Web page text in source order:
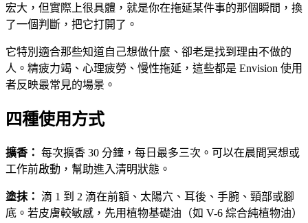
宏大，但實際上很具體，就是你在拖延某件事的那個瞬間，換
了一個判斷，把它打開了。
它特別適合那些知道自己想做什麼、卻老是找到理由不做的
人。精疲力竭、心理疲勞、慢性拖延，這些都是 Envision 使用
者反映最常見的場景。
四種使用方式
擴香： 每次擴香 30 分鐘，每日最多三次。可以在晨間冥想或
工作前啟動，幫助進入清明狀態。
塗抹： 滴 1 到 2 滴在前額、太陽穴、耳後、手腕、頸部或腳
底。若皮膚較敏感，先用植物基礎油（如 V-6 綜合純植物油）